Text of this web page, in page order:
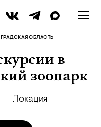
ОБЛАСТЬ
в
зоопарк
Локация